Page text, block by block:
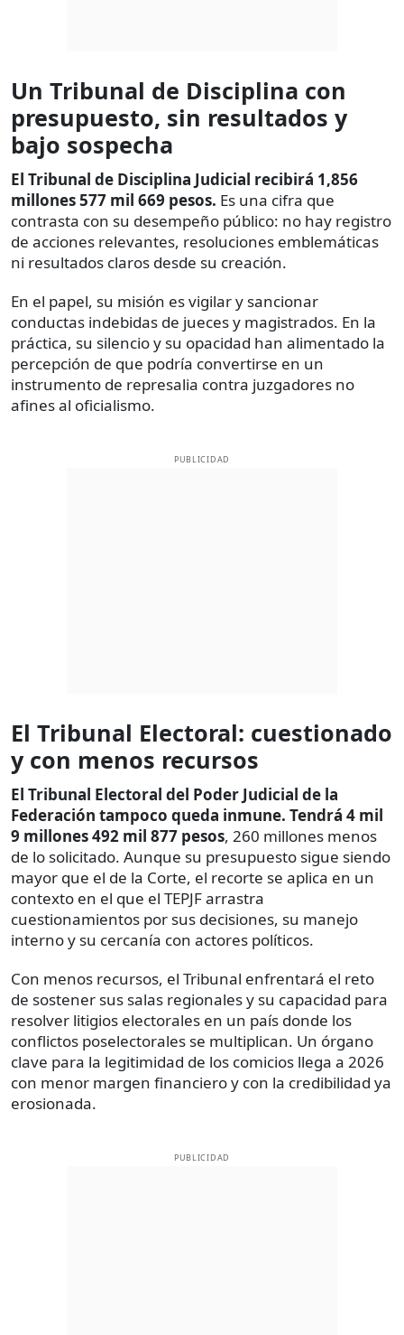
Un Tribunal de Disciplina con
presupuesto, sin resultados y
bajo sospecha
El Tribunal de Disciplina Judicial recibirá 1,856
millones 577 mil 669 pesos. Es una cifra que
contrasta con su desempeño público: no hay registro
de acciones relevantes, resoluciones emblemáticas
ni resultados claros desde su creación.
En el papel, su misión es vigilar y sancionar
conductas indebidas de jueces y magistrados. En la
práctica, su silencio y su opacidad han alimentado la
percepción de que podría convertirse en un
instrumento de represalia contra juzgadores no
afines al oficialismo.
PUBLICIDAD
El Tribunal Electoral: cuestionado
y con menos recursos
El Tribunal Electoral del Poder Judicial de la
Federación tampoco queda inmune. Tendrá 4 mil
9 millones 492 mil 877 pesos, 260 millones menos
de lo solicitado. Aunque su presupuesto sigue siendo
mayor que el de la Corte, el recorte se aplica en un
contexto en el que el TEPJF arrastra
cuestionamientos por sus decisiones, su manejo
interno y su cercanía con actores políticos.
Con menos recursos, el Tribunal enfrentará el reto
de sostener sus salas regionales y su capacidad para
resolver litigios electorales en un país donde los
conflictos poselectorales se multiplican. Un órgano
clave para la legitimidad de los comicios llega a 2026
con menor margen financiero y con la credibilidad ya
erosionada.
PUBLICIDAD